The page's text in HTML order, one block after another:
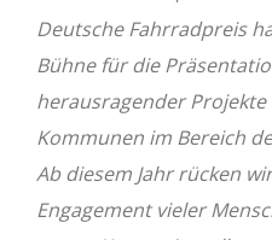
Deutsche Fahrradpreis
Bühne für die
herausragender
Kommunen im Bereich
Ab diesem Jahr rücken
Engagement vieler